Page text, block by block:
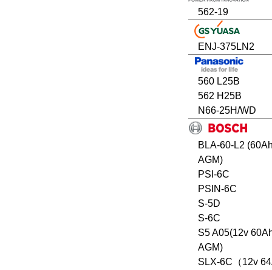
562-19
ENJ-375LN2
560 L25B
562 H25B
N66-25H/WD
BLA-60-L2
AGM)
PSI-6C
PSIN-6C
S-5D
S-6C
S5 A05(12v
AGM)
SLX-6C（12v